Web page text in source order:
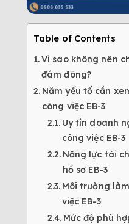
Table of Contents
Vì sao không nên
đám đông?
Năm yếu tố cần
công việc EB-3
Uy tín doanh
công việc EB-3
Năng lực tài
hồ sơ EB-3
Môi trường
việc EB-3
Mức độ phù